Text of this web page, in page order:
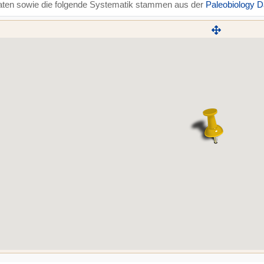
sowie die folgende Systematik stammen aus der Paleobiology